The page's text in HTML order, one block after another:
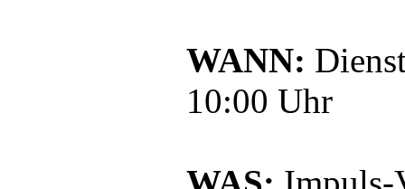
WANN:
10:00 Uhr